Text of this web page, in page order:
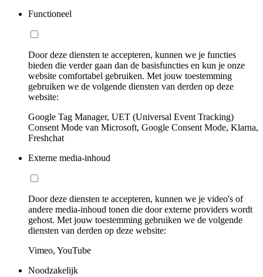
Functioneel
Door deze diensten te accepteren, kunnen we je functies
bieden die verder gaan dan de basisfuncties en kun je onze
website comfortabel gebruiken. Met jouw toestemming
gebruiken we de volgende diensten van derden op deze
website:
Google Tag Manager, UET (Universal Event Tracking)
Consent Mode van Microsoft, Google Consent Mode, Klarna,
Freshchat
Externe media-inhoud
Door deze diensten te accepteren, kunnen we je video's of
andere media-inhoud tonen die door externe providers wordt
gehost. Met jouw toestemming gebruiken we de volgende
diensten van derden op deze website:
Vimeo, YouTube
Noodzakelijk